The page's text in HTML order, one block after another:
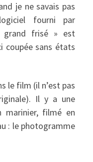
je ne savais pas
fourni par
grand frisé » est
coupée sans états
le film (il n’est pas
Il y a une
marinier, filmé en
: le photogramme